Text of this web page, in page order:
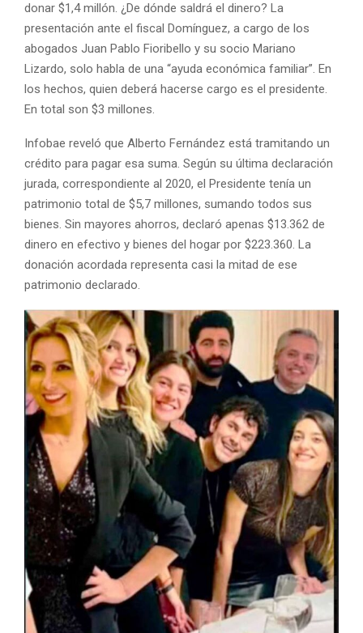
donar $1,4 millón. ¿De dónde saldrá el dinero? La
presentación ante el fiscal Domínguez, a cargo de los
abogados Juan Pablo Fioribello y su socio Mariano
Lizardo, solo habla de una “ayuda económica familiar”. En
los hechos, quien deberá hacerse cargo es el presidente.
En total son $3 millones.
Infobae reveló que Alberto Fernández está tramitando un
crédito para pagar esa suma. Según su última declaración
jurada, correspondiente al 2020, el Presidente tenía un
patrimonio total de $5,7 millones, sumando todos sus
bienes. Sin mayores ahorros, declaró apenas $13.362 de
dinero en efectivo y bienes del hogar por $223.360. La
donación acordada representa casi la mitad de ese
patrimonio declarado.